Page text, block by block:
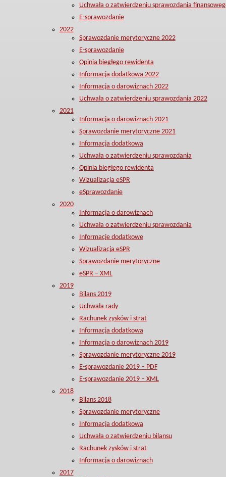
Uchwała o zatwierdzeniu sprawozdania
E-sprawozdanie
2022
Sprawozdanie merytoryczne 2022
E-sprawozdanie
Opinia biegłego rewidenta
Informacja dodatkowa 2022
Informacja o darowiznach 2022
Uchwała o zatwierdzeniu sprawozdania 2022
2021
Informacja o darowiznach 2021
Sprawozdanie merytoryczne 2021
Informacja dodatkowa
Uchwała o zatwierdzeniu sprawozdania
Opinia biegłego rewidenta
Wizualizacja eSPR
eSprawozdanie
2020
Informacja o darowiznach
Uchwała o zatwierdzeniu sprawozdania
Informacje dodatkowe
Wizualizacja eSPR
Sprawozdanie merytoryczne
eSPR – XML
2019
Bilans 2019
Uchwała rady
Rachunek zysków i strat
Informacja dodatkowa
Informacja o darowiznach 2019
Sprawozdanie merytoryczne 2019
E-sprawozdanie 2019 – PDF
E-sprawozdanie 2019 – XML
2018
Bilans 2018
Sprawozdanie merytoryczne
Informacja dodatkowa
Uchwała o zatwierdzeniu bilansu
Rachunek zysków i strat
Informacja o darowiznach
2017